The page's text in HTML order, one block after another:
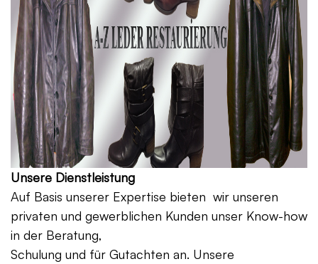
Unsere Dienstleistung
Auf Basis unserer Expertise bieten wir unseren
privaten und gewerblichen Kunden unser Know-how
in der Beratung,
Schulung und für Gutachten an. Unsere